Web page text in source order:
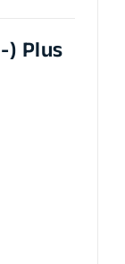
) Plus